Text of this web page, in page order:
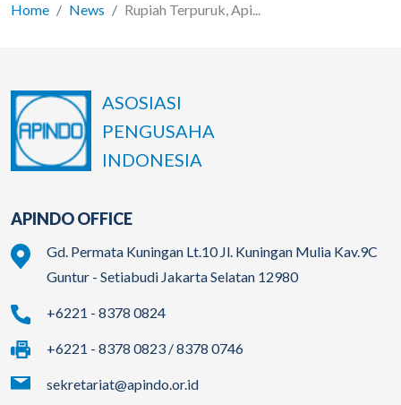
Home News Rupiah Terpuruk, Api...
ASOSIASI
PENGUSAHA
INDONESIA
APINDO OFFICE
Gd. Permata Kuningan Lt.10 Jl. Kuningan Mulia Kav.9C
Guntur - Setiabudi Jakarta Selatan 12980
+6221 - 8378 0824
+6221 - 8378 0823 / 8378 0746
sekretariat@apindo.or.id